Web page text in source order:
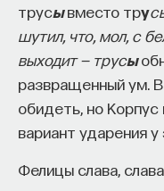
трусывместо тру
шутил, что, мол, с
выходит — трусы
развращенный ум.
обидеть, но Корпус
вариант ударения у
Фелицы слава,
Эти сведения
с
голову сломали,
данным свои
путного у них не
что точно такие же
еще в XIX веке.